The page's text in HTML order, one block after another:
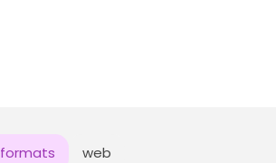
formats web